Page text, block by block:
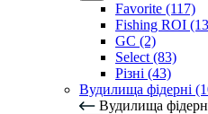
Favorite (117)
Fishing ROI
GC (2)
Select (83)
Різні (43)
Вудилища фідерні
Вудилища